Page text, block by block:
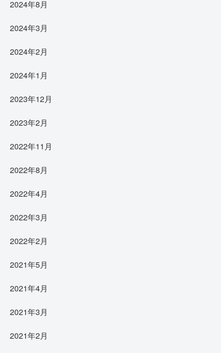
2024年8月
2024年3月
2024年2月
2024年1月
2023年12月
2023年2月
2022年11月
2022年8月
2022年4月
2022年3月
2022年2月
2021年5月
2021年4月
2021年3月
2021年2月